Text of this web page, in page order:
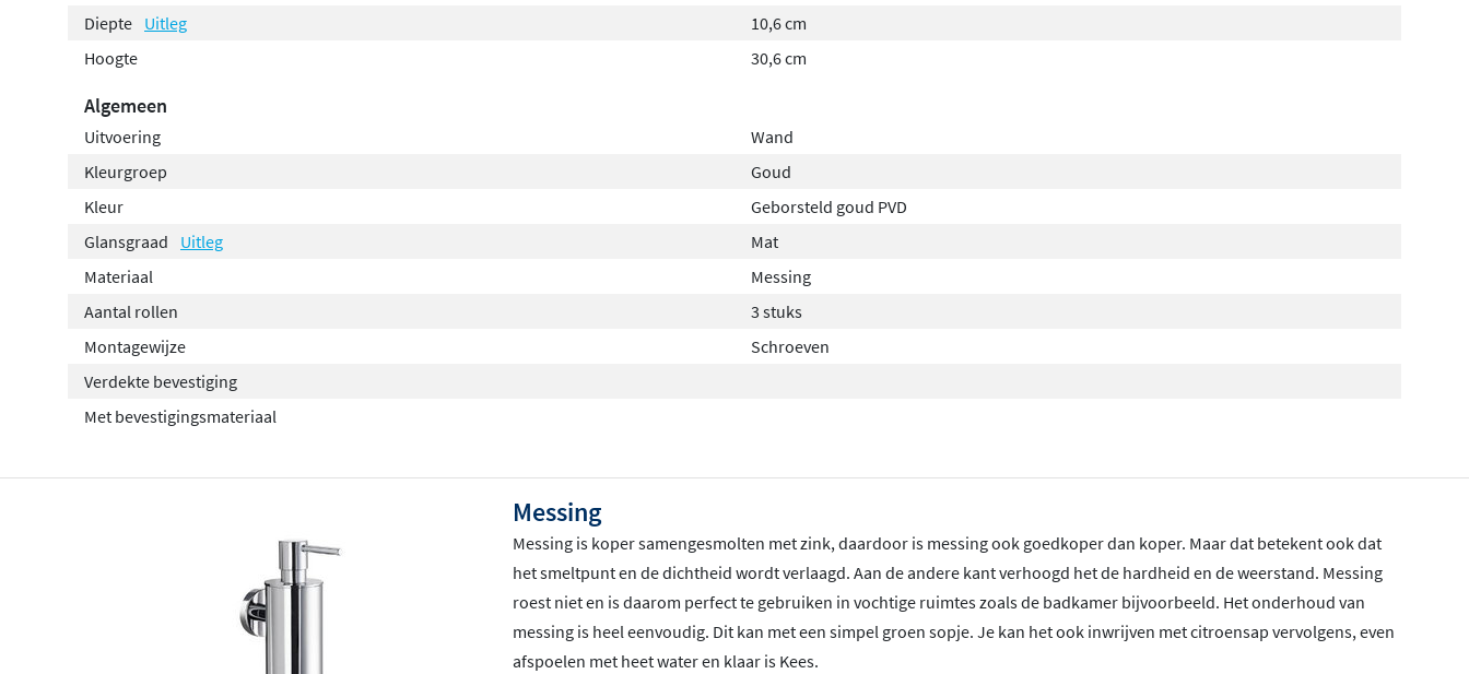
Diepte Uitleg
10,6 cm
Hoogte
30,6 cm
Algemeen
Uitvoering
Wand
Kleurgroep
Goud
Kleur
Geborsteld goud PVD
Glansgraad
Uitleg
Mat
Materiaal
Messing
Aantal rollen
3 stuks
Montagewijze
Schroeven
Verdekte bevestiging
Met bevestigingsmateriaal
Messing
Messing is koper samengesmolten met zink, daardoor is messing ook goedkoper dan koper. Maar dat betekent ook dat
het smeltpunt en de dichtheid wordt verlaagd. Aan de andere kant verhoogd het de hardheid en de weerstand. Messing
roest niet en is daarom perfect te gebruiken in vochtige ruimtes zoals de badkamer bijvoorbeeld. Het onderhoud van
messing is heel eenvoudig. Dit kan met een simpel groen sopje. Je kan het ook inwrijven met citroensap vervolgens, even
afspoelen met heet water en klaar is Kees.